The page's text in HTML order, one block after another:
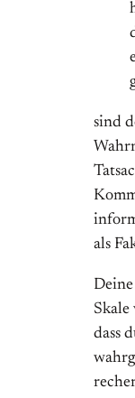
sind
als
Skale
dass